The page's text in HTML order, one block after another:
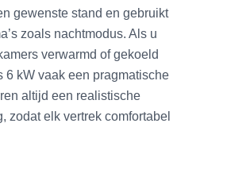
gewenste stand en gebruikt
zoals nachtmodus. Als u
verwarmd of gekoeld
6 kW vaak een pragmatische
altijd een realistische
zodat elk vertrek comfortabel